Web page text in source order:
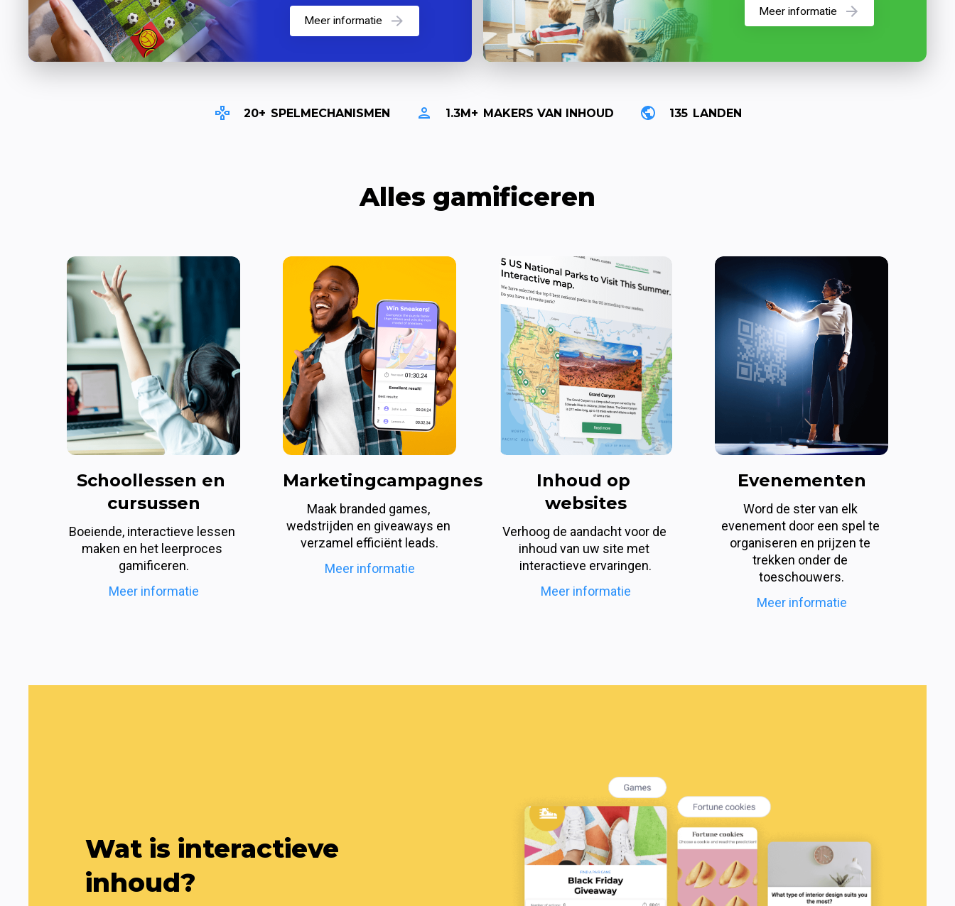
Meer informatie
Meer informatie
20+ SPELMECHANISMEN 1.3M+ MAKERS VAN INHOUD 135 LANDEN
Alles gamificeren
Schoollessen en
cursussen
Boeiende, interactieve lessen
maken en het leerproces
gamificeren.
Meer informatie
Marketingcampagnes
Maak branded games,
wedstrijden en giveaways en
verzamel efficiënt leads.
Meer informatie
Inhoud op
websites
Verhoog de aandacht voor de
inhoud van uw site met
interactieve ervaringen.
Meer informatie
Evenementen
Word de ster van elk
evenement door een spel te
organiseren en prijzen te
trekken onder de
toeschouwers.
Meer informatie
Wat is interactieve
inhoud?